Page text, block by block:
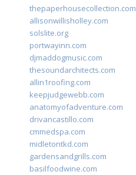
thepaperhousecollection.com
allisonwillisholley.com
solslite.org
portwayinn.com
djmaddogmusic.com
thesoundarchitects.com
allin1roofing.com
keepjudgewebb.com
anatomyofadventure.com
drivancastillo.com
cmmedspa.com
midletontkd.com
gardensandgrills.com
basilfoodwine.com